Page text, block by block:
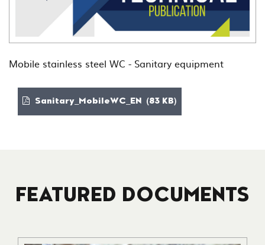
Mobile stainless steel WC - Sanitary equipment
Sanitary_MobileWC_EN (83 KB)
FEATURED DOCUMENTS